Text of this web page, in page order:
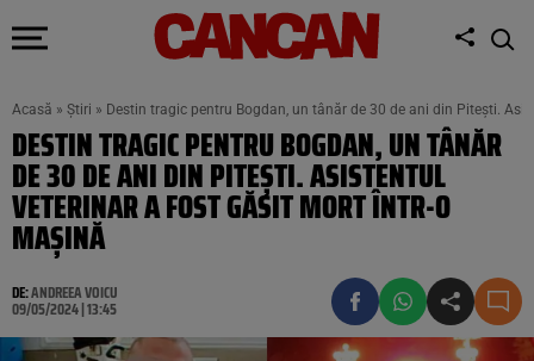
Acasă » Știri » Destin tragic pentru Bogdan, un tânăr de 30 de ani din Pitești.
DESTIN TRAGIC PENTRU BOGDAN, UN TÂNĂR
DE 30 DE ANI DIN PITEȘTI. ASISTENTUL
VETERINAR A FOST GĂSIT MORT ÎNTR-O
MAȘINĂ
DE:ANDREEA VOICU
09/05/2024 | 13:45